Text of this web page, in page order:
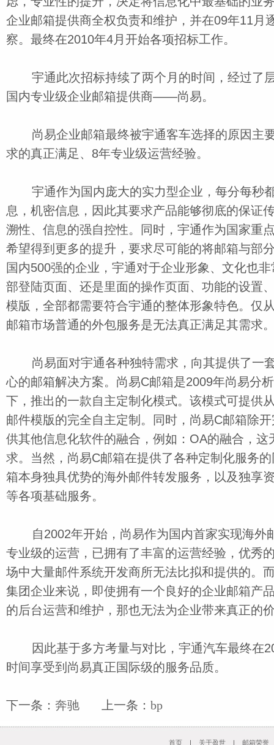
企业邮箱提供商全权负责和维护，并在09年11月
察。最终在2010年4月开始各项招标工作。
宇通此次招标持续了两个月的时间，经过了
国内专业级企业邮箱提供商——尚易。
尚易企业邮箱最终被宇通客车选择的原因主
求的真正满足、8年专业级运营经验。
宇通作为国内庞大的实力型企业，每分每秒
息，机密信息，因此其要求产品能够彻底的保证
溯性、信息的强自控性。同时，宇通作为国家重
希望得到更多的提升，要求尽可能的将邮箱与部
国内500强的企业，宇通对于企业形象、文化也
部登陆页面、还是里面的操作页面、功能的设置
模版，全部都需要符合宇通的整体形象特色。仅
邮箱市场普通的外包服务是无法真正满足其需求
尚易面对宇通各种独特需求，向其提供了一
心的邮箱解决方案。尚易C邮箱是2009年尚易分
下，推出的一款自主定制化模式。该模式可提供
邮件模版的完全自主定制。同时，尚易C邮箱除
供其他信息化软件的融合，例如：OA的融合，
求。当然，尚易C邮箱在提供了各种定制化服务
箱本身独具优势的海外邮件转发服务，以及独享
等各项基础服务。
自2002年开始，尚易作为国内首家实现海外
专业级的运营，已拥有了丰富的运营经验，优秀
场中大量邮件系统开发商所无法比拟和提供的。
集团企业来说，即使拥有一个良好的企业邮箱产
的后台运营和维护，那也无法为企业带来真正的
因此基于多方考量与对比，宇通汽车最终在
时间享受到尚易真正国际级的服务品质。
下一条： 奔驰 上一条： bp
首页 | 关于盈世 | 邮箱荣誉